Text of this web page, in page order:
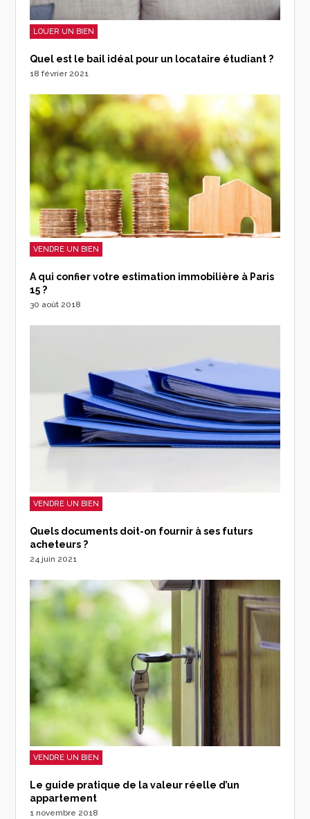
LOUER UN BIEN
Quel est le bail idéal pour un locataire étudiant ?
18 février 2021
VENDRE UN BIEN
A qui confier votre estimation immobilière à Paris
15 ?
30 août 2018
VENDRE UN BIEN
Quels documents doit-on fournir à ses futurs
acheteurs ?
24 juin 2021
VENDRE UN BIEN
Le guide pratique de la valeur réelle d’un
appartement
1 novembre 2018